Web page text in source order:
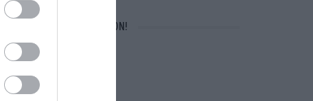
VÁRUNK A FACEBOOKON!